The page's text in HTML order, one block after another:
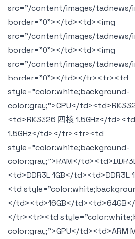
src="/content/images/tadnews/
border="0"></td><td><img
src="/content/images/tadnews/
border="0"></td><td><img
src="/content/images/tadnews/
border="0"></td></tr><tr><td
style="color:white;background-
color:gray;">CPU</
<td>RK3326 四核 1.5GHz</
1.5GHz</td></tr><tr><td
style="color:white;background-
color:gray;">RAM</
<td>DDR3L 1GB</
<td
</td><td>16GB</
</tr><tr><td
color:gray;">GPU</td><td>ARM